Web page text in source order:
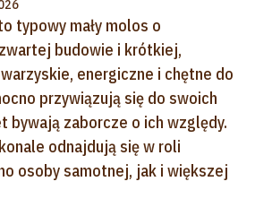
typowy mały molos o
budowie i krótkiej,
energiczne i chętne do
przywiązują się do swoich
bywają zaborcze o ich względy.
odnajdują się w roli
osoby samotnej, jak i większej